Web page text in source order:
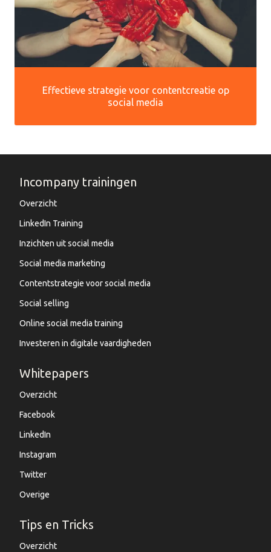
Effectieve strategie voor contentcreatie op
social media
Incompany trainingen
Overzicht
LinkedIn Training
Inzichten uit social media
Social media marketing
Contentstrategie voor social media
Social selling
Online social media training
Investeren in digitale vaardigheden
Whitepapers
Overzicht
Facebook
LinkedIn
Instagram
Twitter
Overige
Tips en Tricks
Overzicht